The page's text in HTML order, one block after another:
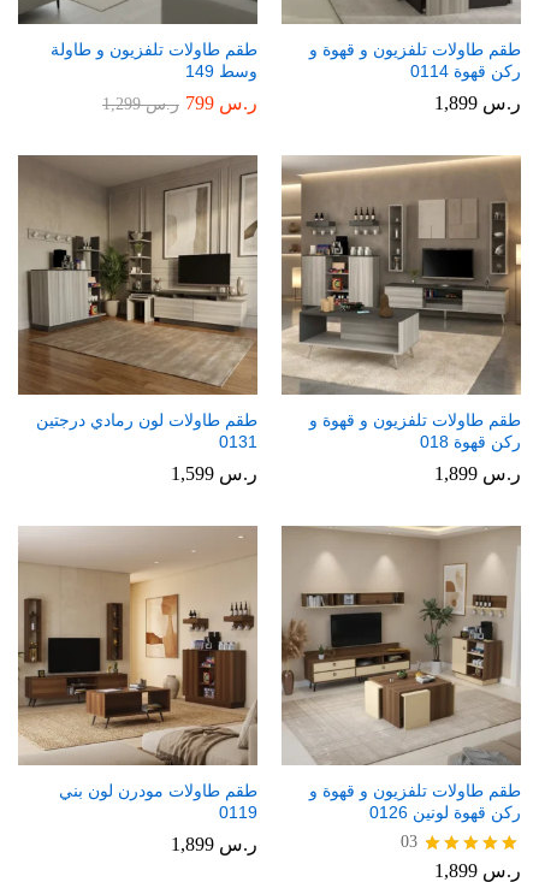
طقم طاولات تلفزيون و قهوة و
ركن قهوة 0114
ر.س
طقم طاولات تلفزيون و طاولة
وسط 149
ر.س ر.س1,299
طقم طاولات تلفزيون و قهوة و
ركن قهوة 018
ر.س
طقم طاولات لون رمادي درجتين
0131
ر.س
طقم طاولات تلفزيون و قهوة و
ركن قهوة لونين 0126
تم التقييم
03
ر.س
طقم طاولات مودرن لون بني
0119
ر.س